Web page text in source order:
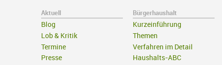
Aktuell
Blog
Lob & Kritik
Termine
Presse
Bürgerhaushalt
Kurzeinführung
Themen
Verfahren im Detail
Haushalts-ABC